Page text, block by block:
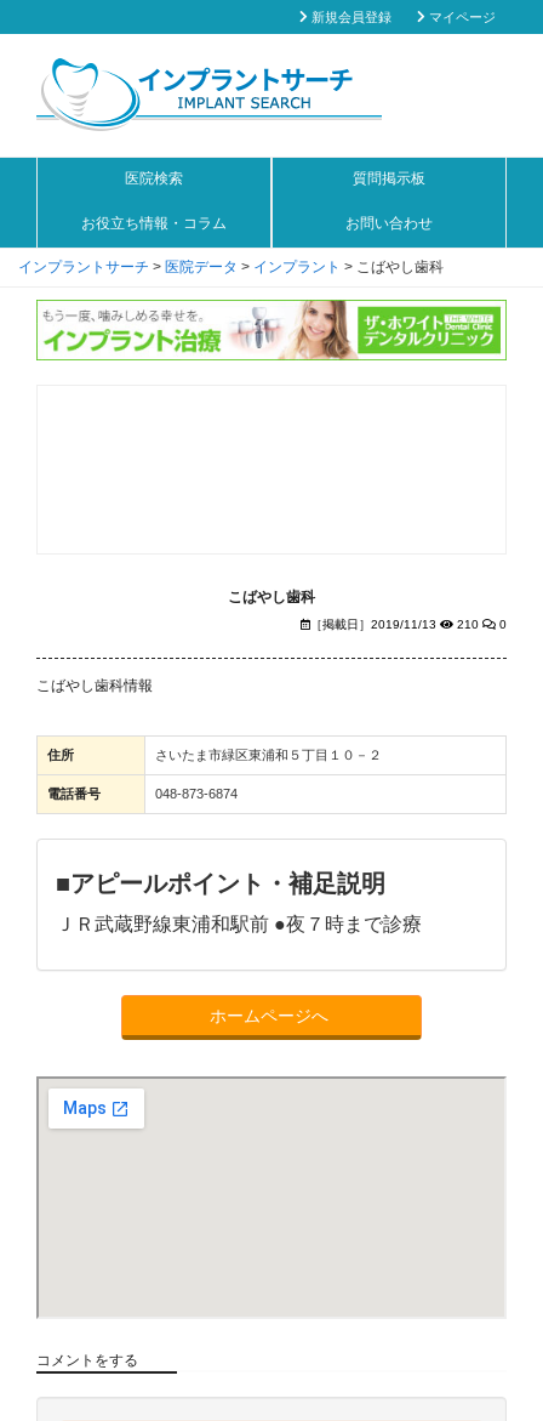
新規会員登録 マイページ
医院検索 質問掲示板
お役立ち情報・コラム お問い合わせ
インプラントサーチ > 医院データ > インプラント > こばやし歯科
こばやし歯科
［掲載日］2019/11/13 210 0
こばやし歯科情報
住所 さいたま市緑区東浦和５丁目１０－２
電話番号 048-873-6874
■アピールポイント・補足説明
ＪＲ武蔵野線東浦和駅前 ●夜７時まで診療
ホームページへ
コメントをする